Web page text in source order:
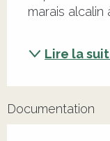
marais
Lire la
Documentation